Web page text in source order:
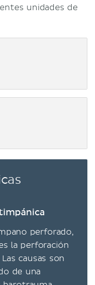
unidades de
perforado,
la perforación
causas son
de una